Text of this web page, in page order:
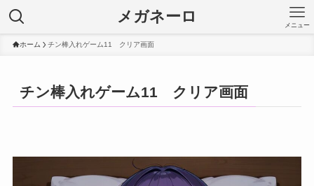
メガネーロ メニュー
ホーム チン棒入れゲーム11 クリア画面
チン棒入れゲーム11 クリア画面